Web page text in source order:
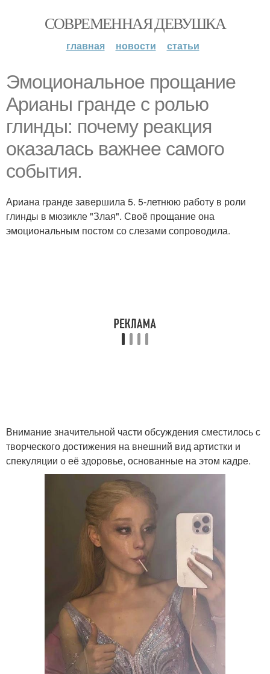
СОВРЕМЕННАЯ ДЕВУШКА
главная новости статьи
Эмоциональное прощание
Арианы гранде с ролью
глинды: почему реакция
оказалась важнее самого
события.
Ариана гранде завершила 5. 5-летнюю работу в роли
глинды в мюзикле "Злая". Своё прощание она
эмоциональным постом со слезами сопроводила.
Внимание значительной части обсуждения сместилось с
творческого достижения на внешний вид артистки и
спекуляции о её здоровье, основанные на этом кадре.